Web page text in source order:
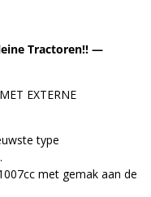
Tractoren!! —
EXTERNE
type
met gemak aan de